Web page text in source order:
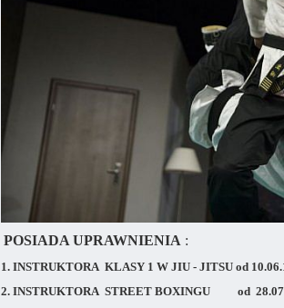
POSIADA UPRAWNIENIA :
1. INSTRUKTORA KLASY 1 W JIU - JITSU od
2. INSTRUKTORA STREET BOXINGU od